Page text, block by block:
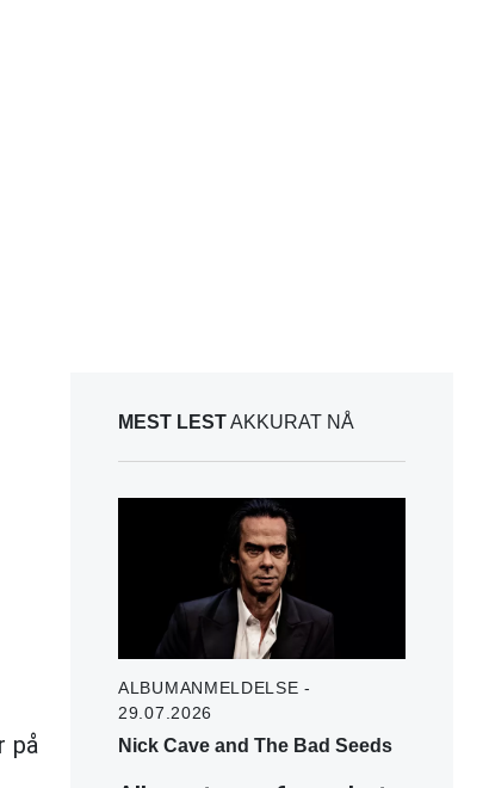
på
MEST LESTAKKURAT NÅ
ALBUMANMELDELSE -
29.07.2026
Nick Cave and The Bad Seeds